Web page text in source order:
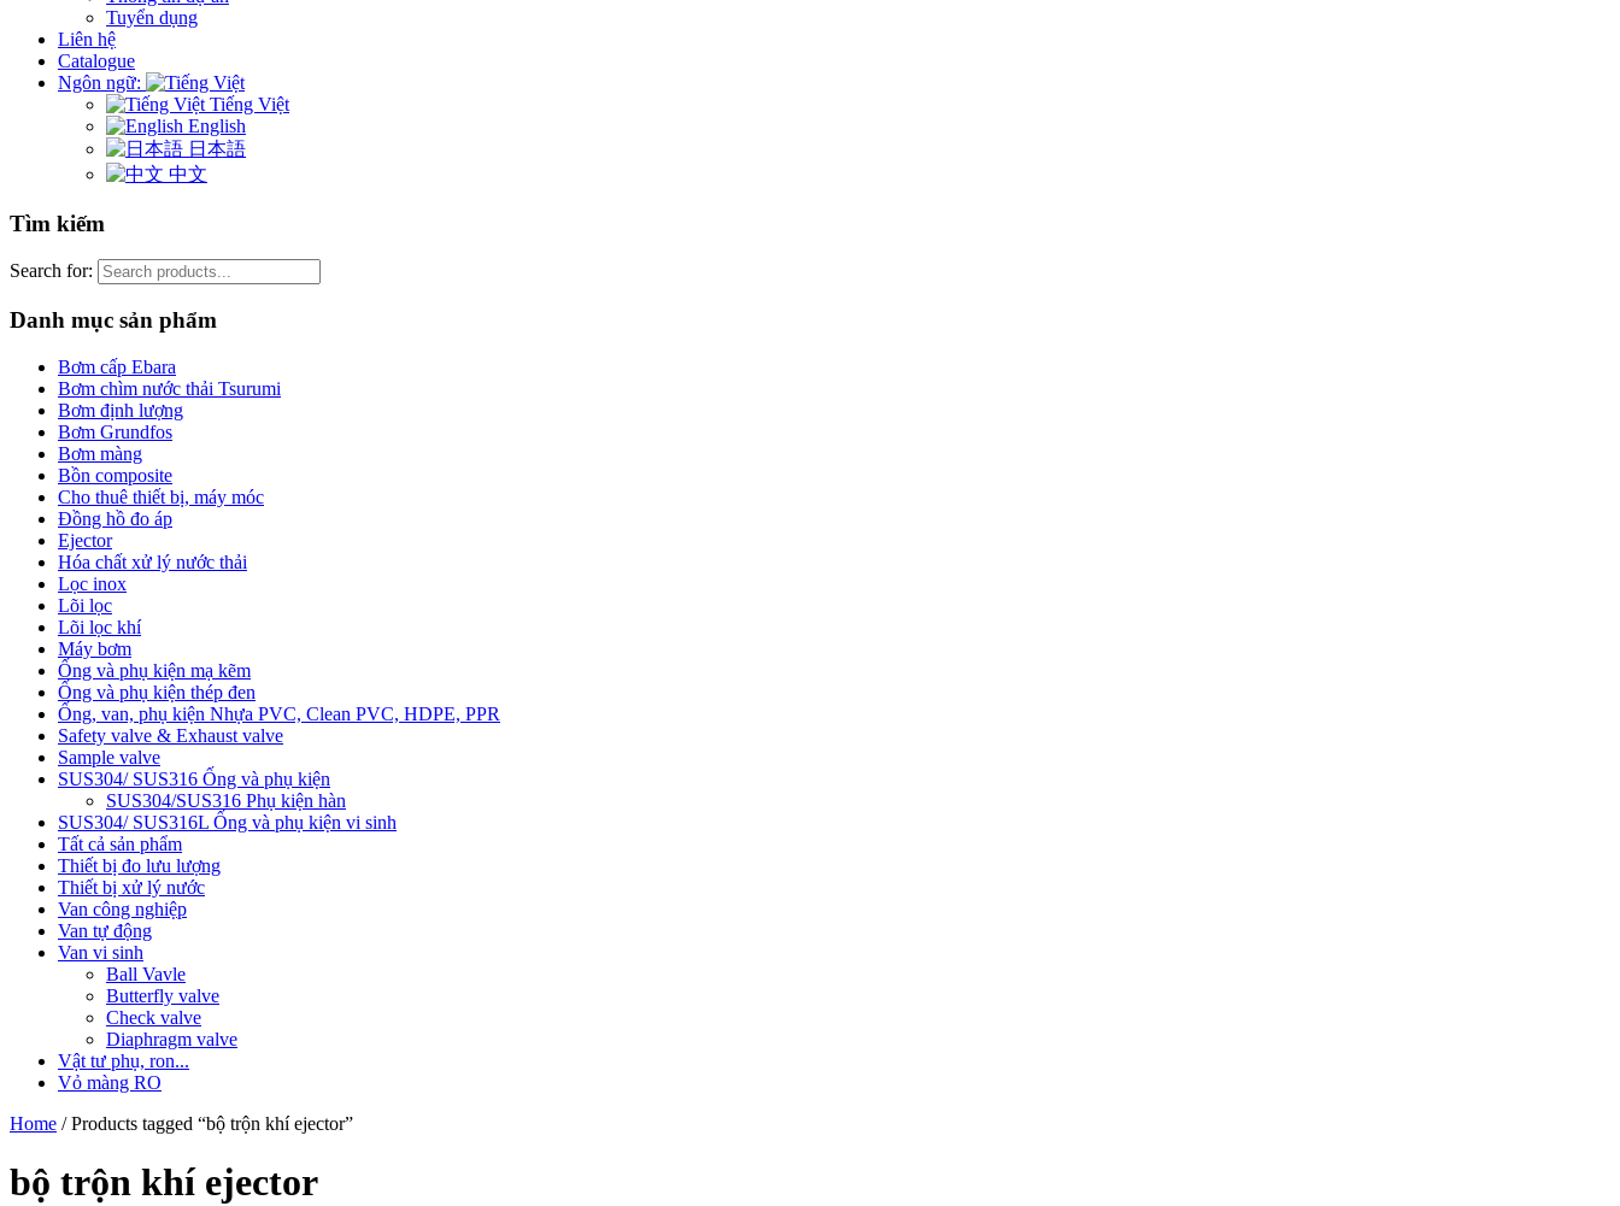
Tuyển dụng
Liên hệ
Catalogue
Ngôn ngữ:
Tiếng Việt
English
日本語
中文
Tìm kiếm
Search for:
Danh mục sản phẩm
Bơm cấp Ebara
Bơm chìm nước thải Tsurumi
Bơm định lượng
Bơm Grundfos
Bơm màng
Bồn composite
Cho thuê thiết bị, máy móc
Đồng hồ đo áp
Ejector
Hóa chất xử lý nước thải
Lọc inox
Lõi lọc
Lõi lọc khí
Máy bơm
Ống và phụ kiện mạ kẽm
Ống và phụ kiện thép đen
Ống, van, phụ kiện Nhựa PVC, Clean PVC, HDPE, PPR
Safety valve & Exhaust valve
Sample valve
SUS304/ SUS316 Ống và phụ kiện
SUS304/SUS316 Phụ kiện hàn
SUS304/ SUS316L Ống và phụ kiện vi sinh
Tất cả sản phẩm
Thiết bị đo lưu lượng
Thiết bị xử lý nước
Van công nghiệp
Van tự động
Van vi sinh
Ball Vavle
Butterfly valve
Check valve
Diaphragm valve
Vật tư phụ, ron...
Vỏ màng RO
Home / Products tagged “bộ trộn khí ejector”
bộ trộn khí ejector